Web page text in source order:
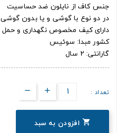
جنس کاف از نایلون ضد حساسیت
در دو نوع با گوشی و یا بدون گوشی
دارای کیف مخصوص نگهداری و حمل
کشور مبدا: سوئیس
گارانتی: 2 سال
تعداد :
 افزودن به سبد